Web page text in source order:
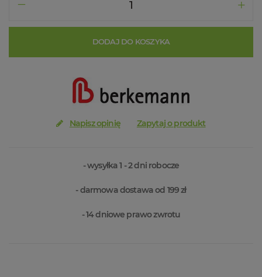
DODAJ DO KOSZYKA
Napisz opinię Zapytaj o produkt
- wysyłka 1 - 2 dni robocze
- darmowa dostawa od 199 zł
- 14 dniowe prawo zwrotu